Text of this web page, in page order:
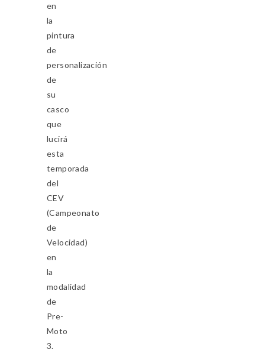
en
la
pintura
de
personalización
de
su
casco
que
lucirá
esta
temporada
del
CEV
(Campeonato
de
Velocidad)
en
la
modalidad
de
Pre-
Moto
3.